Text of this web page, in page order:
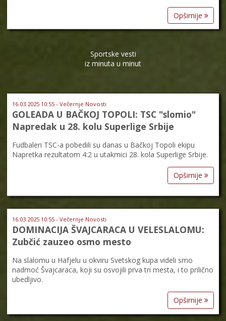
Opširnije
Sportske vesti
iz minuta u minut
16.03.2025 10:55 - Večernje Novosti
GOLEADA U BAČKOJ TOPOLI: TSC "slomio"
Napredak u 28. kolu Superlige Srbije
Fudbaleri TSC-a pobedili su danas u Bačkoj Topoli ekipu
Napretka rezultatom 4:2 u utakmici 28. kola Superlige Srbije.
Opširnije
16.03.2025 10:55 - Večernje Novosti
DOMINACIJA ŠVAJCARACA U VELESLALOMU:
Zubčić zauzeo osmo mesto
Na slalomu u Hafjelu u okviru Svetskog kupa videli smo
nadmoć Švajcaraca, koji su osvojili prva tri mesta, i to prilično
ubedljivo.
Opširnije